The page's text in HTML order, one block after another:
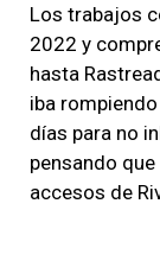
Los trabajos
2022 y
hasta
iba
días para no
pensando
accesos de